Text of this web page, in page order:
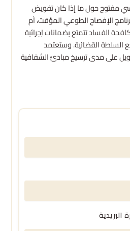
مفتوح حول ما إذا كان تفويض
الإفصاح الطوعي المؤقت، أم
الفساد تتمتع بضمانات إجرائية
القضائية. وستعتمد
على مدى ترسيخ مبادئ الشفافية
البريدية